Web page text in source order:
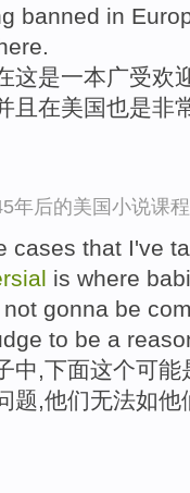
banned in
这是一本广受欢
且在美国也是非
年后的美国小说课
cases that I've
is where
gonna be
to be a
中,下面这个可
题,他们无法如